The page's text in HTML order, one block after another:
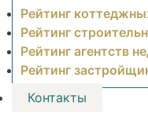
Рейтинг
Рейтинг
Рейтинг агентств
Рейтинг
Контакты